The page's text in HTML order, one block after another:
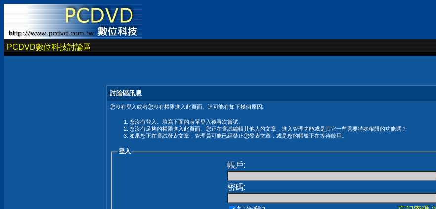
PCDVD數位科技討論區
討論區訊息
您沒有登入或者您沒有權限進入此頁面。這可能有如下幾個原因:
您沒有登入。填寫下面的表單登入後再次嘗試。
您沒有足夠的權限進入此頁面。您正在嘗試編輯其他人的文章，進入管理功能或是其它一些需要特殊權限的功能嗎？
如果您正在嘗試發表文章，管理員可能已經禁止您發表文章，或是您的帳號正在等待啟用。
登入
帳戶:
密碼: